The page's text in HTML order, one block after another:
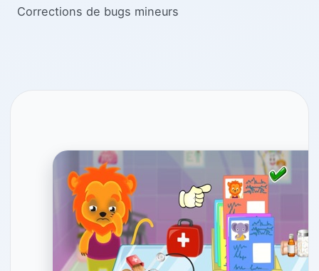
Corrections de bugs mineurs